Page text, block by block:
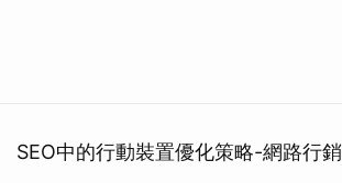
SEO中的行動裝置優化策略-網路行銷